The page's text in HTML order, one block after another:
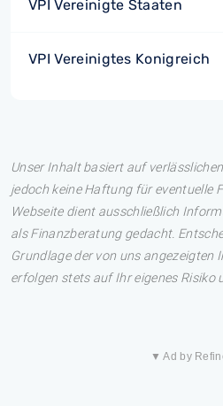
VPI Vereinigte Staaten
VPI Vereinigtes Konigreich
Unser Inhalt basiert auf
jedoch keine Haftung für eventuelle
Webseite dient ausschließlich
als Finanzberatung gedacht.
Grundlage der von uns
erfolgen stets auf Ihr eigenes Risiko
▼ Ad by